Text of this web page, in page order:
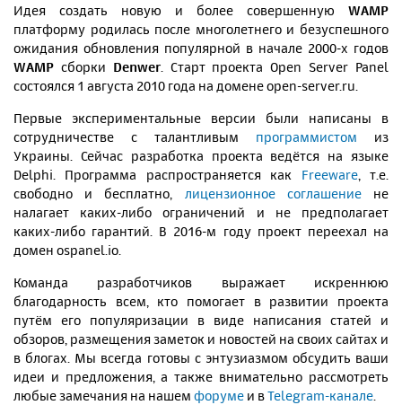
Идея создать новую и более совершенную WAMP
платформу родилась после многолетнего и безуспешного
ожидания обновления популярной в начале 2000-х годов
WAMP сборки Denwer. Старт проекта Open Server Panel
состоялся 1 августа 2010 года на домене open-server.ru.
Первые экспериментальные версии были написаны в
сотрудничестве с талантливым программистом из
Украины. Сейчас разработка проекта ведётся на языке
Delphi. Программа распространяется как Freeware, т.е.
свободно и бесплатно, лицензионное соглашениене
налагает каких-либо ограничений и не предполагает
каких-либо гарантий. В 2016-м году проект переехал на
домен ospanel.io.
Команда разработчиков выражает искреннюю
благодарность всем, кто помогает в развитии проекта
путём его популяризации в виде написания статей и
обзоров, размещения заметок и новостей на своих сайтах и
в блогах. Мы всегда готовы c энтузиазмом обсудить ваши
идеи и предложения, а также внимательно рассмотреть
любые замечания на нашем форуме и вTelegram-канале